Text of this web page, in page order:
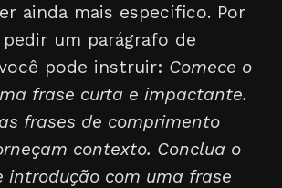
ainda mais específico. Por
um parágrafo de
pode instruir: Comece o
frase curta e impactante.
frases de comprimento
contexto. Conclua o
introdução com uma frase